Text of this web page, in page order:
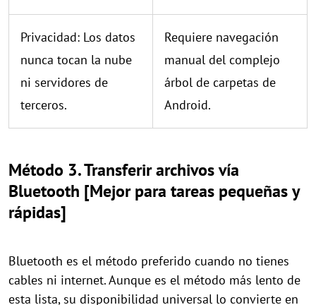
Privacidad: Los datos
nunca tocan la nube
ni servidores de
terceros.
Requiere navegación
manual del complejo
árbol de carpetas de
Android.
Método 3. Transferir archivos vía
Bluetooth [Mejor para tareas pequeñas y
rápidas]
Bluetooth es el método preferido cuando no tienes
cables ni internet. Aunque es el método más lento de
esta lista, su disponibilidad universal lo convierte en